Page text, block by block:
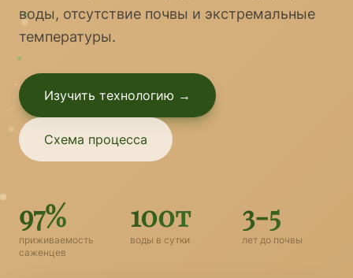
воды, отсутствие почвы и экстремальные
температуры.
Изучить технологию →
Схема процесса
97%
приживаемость
саженцев
100т
воды в сутки
3-5
лет до почвы